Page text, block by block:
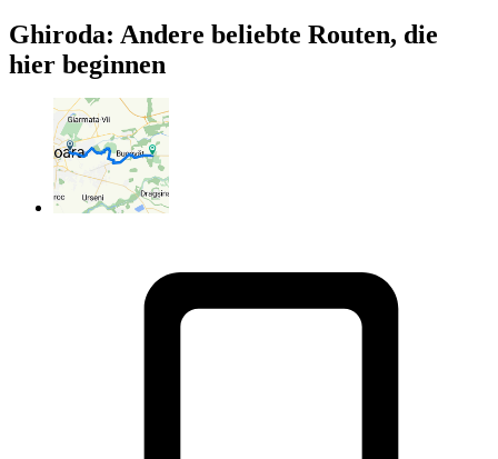
Ghiroda: Andere beliebte Routen, die
hier beginnen